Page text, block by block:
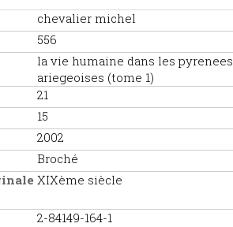
chevalier michel
556
la vie humaine dans les pyrenees
ariegeoises (tome 1)
21
15
2002
Broché
XIXème siècle
2-84149-164-1